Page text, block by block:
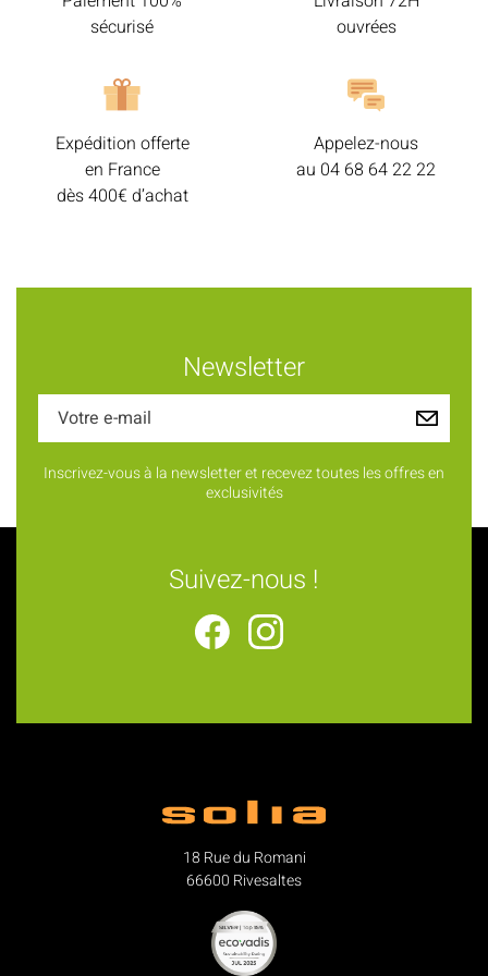
sécurisé
ouvrées
Expédition offerte
en France
dès 400€ d’achat
Appelez-nous
au 04 68 64 22 22
Newsletter
Inscrivez-vous à la newsletter et recevez toutes les offres en
exclusivités
Suivez-nous !
18 Rue du Romani
66600 Rivesaltes